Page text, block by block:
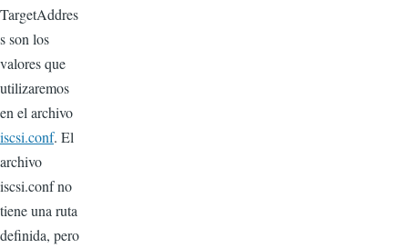
TargetAddres
s son los
valores que
utilizaremos
en el archivo
iscsi.conf. El
archivo
iscsi.conf no
tiene una ruta
definida, pero